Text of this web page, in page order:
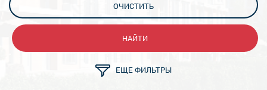
ЕЩЕ ФИЛЬТРЫ
ОЧИСТИТЬ
НАЙТИ